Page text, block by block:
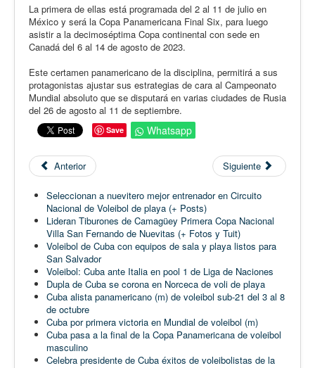
La primera de ellas está programada del 2 al 11 de julio en
México y será la Copa Panamericana Final Six, para luego
asistir a la decimoséptima Copa continental con sede en
Canadá del 6 al 14 de agosto de 2023.
Este certamen panamericano de la disciplina, permitirá a sus
protagonistas ajustar sus estrategias de cara al Campeonato
Mundial absoluto que se disputará en varias ciudades de Rusia
del 26 de agosto al 11 de septiembre.
Save Whatsapp
Anterior Siguiente
Seleccionan a nuevitero mejor entrenador en Circuito
Nacional de Voleibol de playa (+ Posts)
Lideran Tiburones de Camagüey Primera Copa Nacional
Villa San Fernando de Nuevitas (+ Fotos y Tuit)
Voleibol de Cuba con equipos de sala y playa listos para
San Salvador
Voleibol: Cuba ante Italia en pool 1 de Liga de Naciones
Dupla de Cuba se corona en Norceca de voli de playa
Cuba alista panamericano (m) de voleibol sub-21 del 3 al 8
de octubre
Cuba por primera victoria en Mundial de voleibol (m)
Cuba pasa a la final de la Copa Panamericana de voleibol
masculino
Celebra presidente de Cuba éxitos de voleibolistas de la